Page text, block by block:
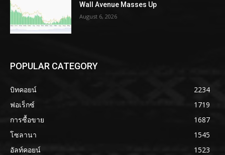
Wall Avenue Masses Up
August 6, 2026
POPULAR CATEGORY
บิทคอยน์
2234
ฟอเร็กซ์
1719
การซื้อขาย
1687
โซลานา
1545
อัลท์คอยน์
1523